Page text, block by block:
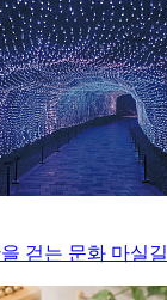
걷는 문화 마실길